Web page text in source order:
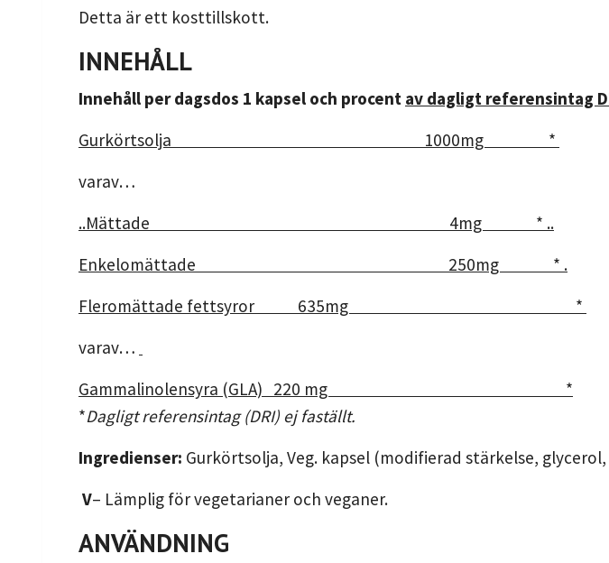
Detta är ett kosttillskott.
INNEHÅLL
Innehåll per dagsdos 1 kapsel och procent av dagligt referensintag
Gurkörtsolja 1000mg *
varav…
..Mättade 4mg * ..
Enkelomättade 250mg * .
Fleromättade fettsyror 635mg *
varav…
Gammalinolensyra (GLA) 220 mg *
*Dagligt referensintag (DRI) ej faställt.
Ingredienser: Gurkörtsolja, Veg. kapsel (modifierad stärkelse,
V– Lämplig för vegetarianer och veganer.
ANVÄNDNING